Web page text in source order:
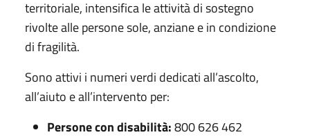
territoriale, intensifica le attività di sostegno
rivolte alle persone sole, anziane e in condizione
di fragilità.
Sono attivi i numeri verdi dedicati all’ascolto,
all’aiuto e all’intervento per:
Persone con disabilità:800 626 462